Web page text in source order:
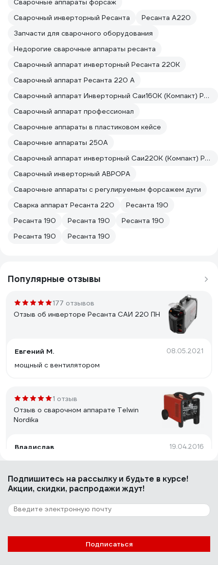
Сварочные аппараты форсаж
Сварочный инверторный Ресанта
Ресанта А220
Запчасти для сварочного оборудования
Недорогие сварочные аппараты ресанта
Сварочный аппарат инверторный Ресанта 220К
Сварочный аппарат Ресанта 220 А
Сварочный аппарат Инверторный Саи160К (Компакт) Ресанта
Сварочный аппарат профессионал
Сварочные аппараты в пластиковом кейсе
Сварочные аппараты 250А
Сварочный аппарат инверторный Саи220К (Компакт) Ресанта
Сварочный инверторный АВРОРА
Сварочные аппараты с регулируемым форсажем дуги
Сварка аппарат Ресанта 220
Ресанта 190
Ресанта 190
Ресанта 190
Ресанта 190
Ресанта 190
Ресанта 190
Популярные отзывы
177 отзывов
Отзыв об инверторе Ресанта САИ 220 ПН
Евгений М. 08.05.2021
мощный с вентилятором
1 отзыв
Отзыв о сварочном аппарате Telwin
Nordika
Владислав 19.04.2016
Надёжность выше крыши сельсовета, даже сель-по
10 отзывов
Отзыв о сварочном выпрямителе Foxweld
Борис 22.01.2020
Подпишитесь на рассылкуи будьте в курсе!
Акции, скидки, распродажи ждут!
Подписаться